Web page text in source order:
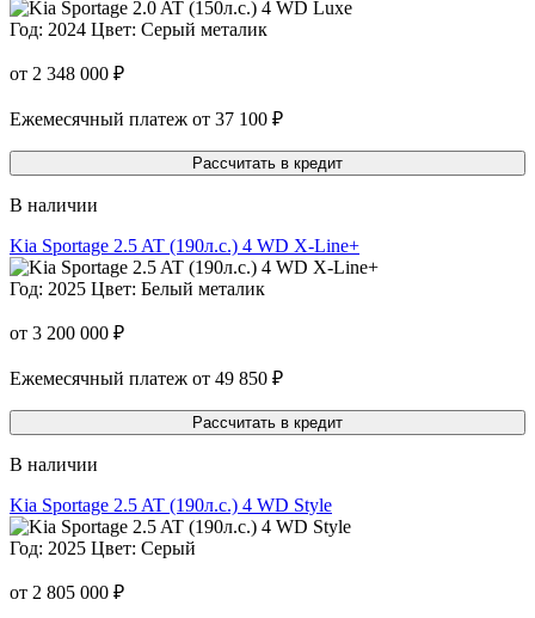
Год: 2024 Цвет: Серый металик
от 2 348 000 ₽
Ежемесячный платеж от 37 100 ₽
Рассчитать в кредит
В наличии
Kia Sportage 2.5 AT (190л.с.) 4 WD X-Line+
Год: 2025 Цвет: Белый металик
от 3 200 000 ₽
Ежемесячный платеж от 49 850 ₽
Рассчитать в кредит
В наличии
Kia Sportage 2.5 AT (190л.с.) 4 WD Style
Год: 2025 Цвет: Серый
от 2 805 000 ₽